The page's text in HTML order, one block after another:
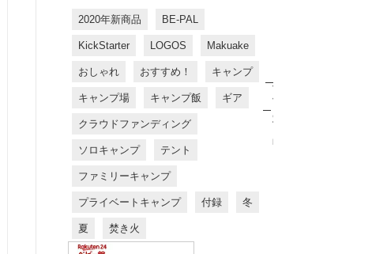
2020年新商品 BE-PAL
KickStarter LOGOS Makuake
おしゃれ おすすめ！ キャンプ
キャンプ場 キャンプ飯 ギア
クラウドファンディング
ソロキャンプ テント
ファミリーキャンプ
プライベートキャンプ 付録 冬
夏 焚き火
す
す
め
商
品